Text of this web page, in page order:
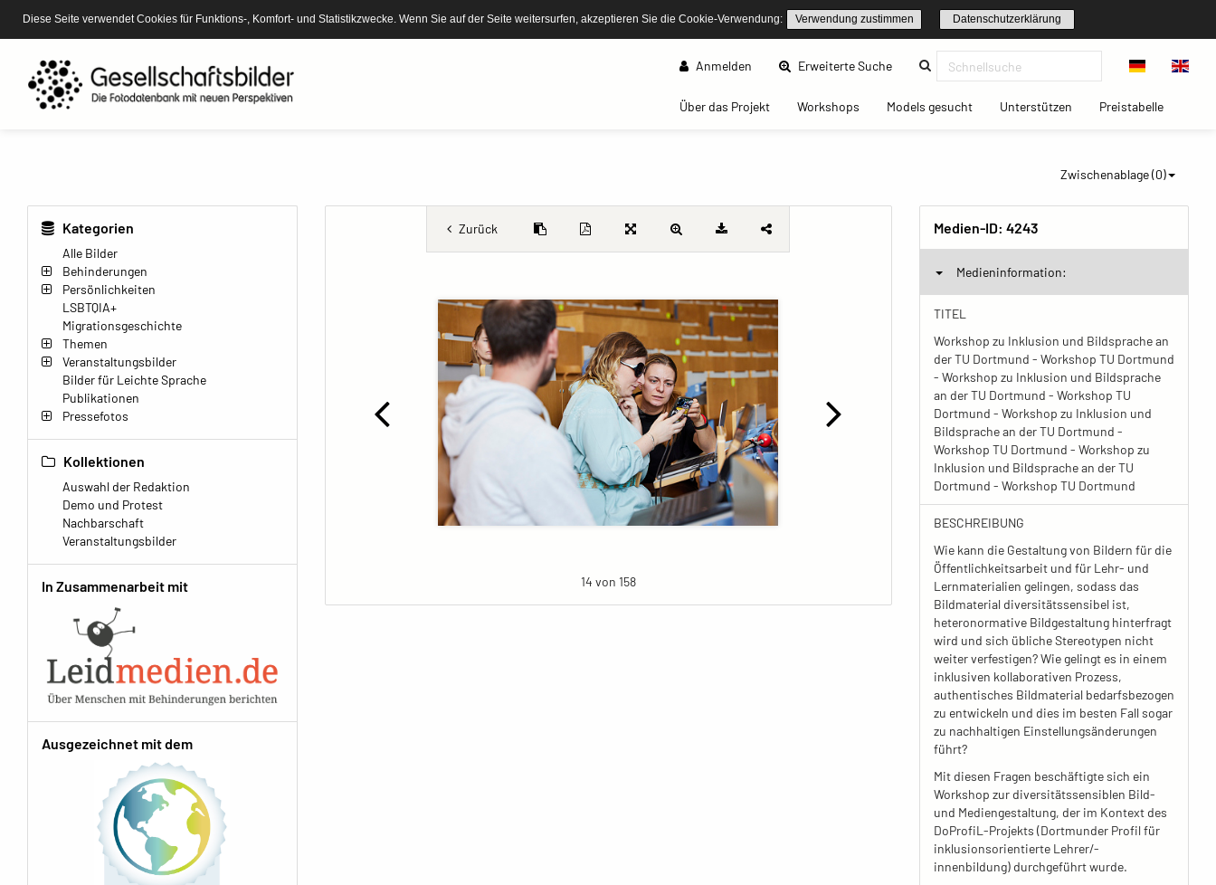
Diese Seite verwendet Cookies für Funktions-, Komfort- und Statistikzwecke. Wenn Sie auf der Seite weitersurfen, akzeptieren Sie die Cookie-Verwendung: Verwendung zustimmen Datenschutzerklärung
Anmelden Erweiterte Suche(current)
Über das Projekt(current)Workshops(current)Models gesucht(current)Unterstützen(current)Preistabelle(current)
Zwischenablage (0)
Kategorien
Alle Bilder
Behinderungen
Persönlichkeiten
LSBTQIA+
Migrationsgeschichte
Themen
Veranstaltungsbilder
Bilder für Leichte Sprache
Publikationen
Pressefotos
Kollektionen
Auswahl der Redaktion
Demo und Protest
Nachbarschaft
Veranstaltungsbilder
In Zusammenarbeit mit
Ausgezeichnet mit dem
Zurück
14 von 158
Medien-ID: 4243
Medieninformation:
TITEL
Workshop zu Inklusion und Bildsprache an
der TU Dortmund - Workshop TU Dortmund
- Workshop zu Inklusion und Bildsprache
an der TU Dortmund - Workshop TU
Dortmund - Workshop zu Inklusion und
Bildsprache an der TU Dortmund -
Workshop TU Dortmund - Workshop zu
Inklusion und Bildsprache an der TU
Dortmund - Workshop TU Dortmund
BESCHREIBUNG
Wie kann die Gestaltung von Bildern für die
Öffentlichkeitsarbeit und für Lehr- und
Lernmaterialien gelingen, sodass das
Bildmaterial diversitätssensibel ist,
heteronormative Bildgestaltung hinterfragt
wird und sich übliche Stereotypen nicht
weiter verfestigen? Wie gelingt es in einem
inklusiven kollaborativen Prozess,
authentisches Bildmaterial bedarfsbezogen
zu entwickeln und dies im besten Fall sogar
zu nachhaltigen Einstellungsänderungen
führt?
Mit diesen Fragen beschäftigte sich ein
Workshop zur diversitätssensiblen Bild-
und Mediengestaltung, der im Kontext des
DoProfiL-Projekts (Dortmunder Profil für
inklusionsorientierte Lehrer/-
innenbildung) durchgeführt wurde.